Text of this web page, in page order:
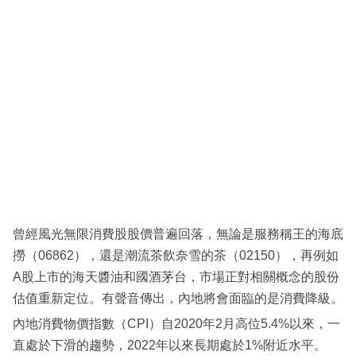
區
曾經風光無限消費股股價普遍回落，無論是服務稱王的海底
撈（06862），還是潮流茶飲奈雪的茶（02150），再例如
A股上市的海天醬油和國酒茅台，市場正對相關概念的股份
估值重新定位。有聲音傳出，內地將會面臨的是消費降級。
內地消費物價指數（CPI）自2020年2月高位5.4%以來，一
直處於下滑的趨勢，2022年以來長期處於1%附近水平。